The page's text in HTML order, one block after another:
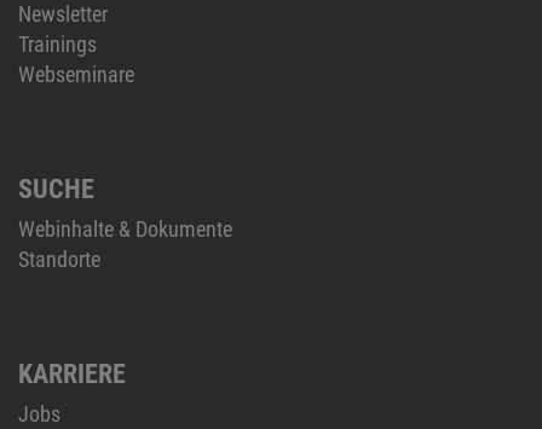
Newsletter
Trainings
Webseminare
SUCHE
Webinhalte & Dokumente
Standorte
KARRIERE
Jobs